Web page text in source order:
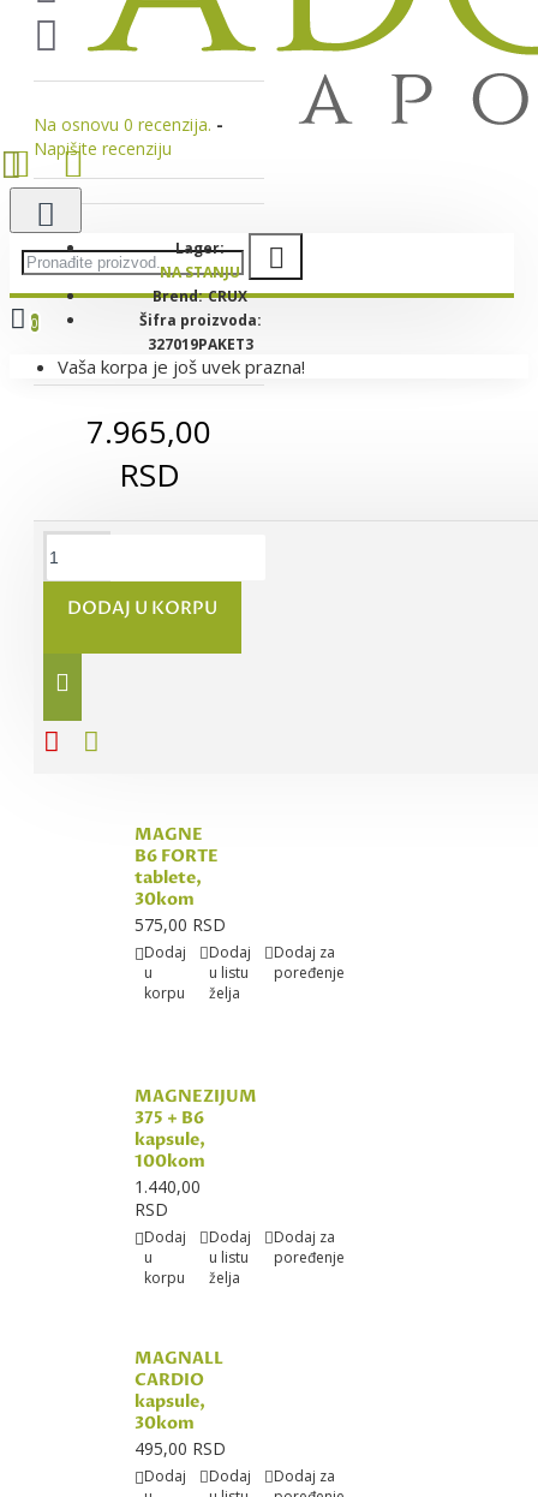
0
Vaša korpa je još uvek prazna!
Na osnovu 0 recenzija. -
Napišite recenziju
7.965,00
RSD
Lager:
NA STANJU
Brend: CRUX
Šifra proizvoda:
327019PAKET3
DODAJ U KORPU
kapsule,
MAGNE
B6 FORTE
tablete,
30kom
575,00 RSD
Dodaj
u
korpu
Dodaj
u listu
želja
Dodaj za
poređenje
MAGNEZIJUM
375 + B6
kapsule,
100kom
1.440,00
RSD
Dodaj
u
korpu
Dodaj
u listu
želja
Dodaj za
poređenje
MAGNALL
CARDIO
kapsule,
30kom
495,00 RSD
Dodaj
Dodaj
Dodaj za